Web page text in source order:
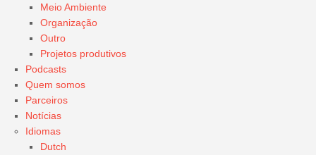
Meio Ambiente
Organização
Outro
Projetos produtivos
Podcasts
Quem somos
Parceiros
Notícias
Idiomas
Dutch